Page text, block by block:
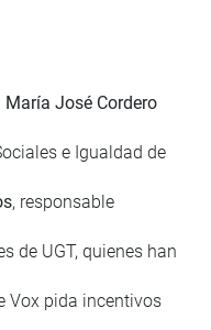
María José Cordero
e Igualdad de
, responsable
de UGT, quienes han
Vox pida incentivos